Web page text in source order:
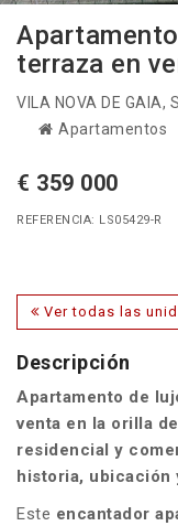
terraza en
VILA NOVA DE GAIA,
Apartamentos
€ 359 000
REFERENCIA: LS05429-R
Ver todas las
Descripción
Apartamento de
venta en la orilla
residencial y
historia, ubicación
Este encantador